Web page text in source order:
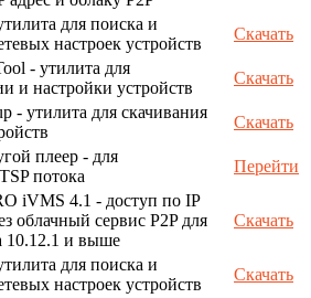
для поиска и
настроек устройств
Скачать
- утилита для
и настройки устройств
Скачать
- утилита для скачивания
Скачать
плеер - для
потока
Перейти
iVMS 4.1 - доступ по IP
облачный сервис P2P для
10.12.1 и выше
Скачать
для поиска и
настроек устройств
Скачать